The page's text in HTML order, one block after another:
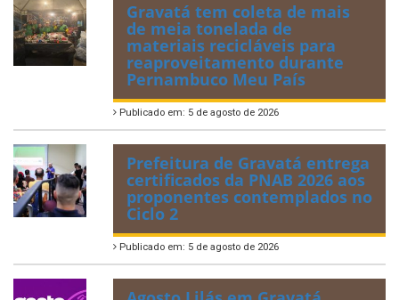
Gravatá tem coleta de mais
de meia tonelada de
materiais recicláveis para
reaproveitamento durante
Pernambuco Meu País
Publicado em: 5 de agosto de 2026
Prefeitura de Gravatá entrega
certificados da PNAB 2026 aos
proponentes contemplados no
Ciclo 2
Publicado em: 5 de agosto de 2026